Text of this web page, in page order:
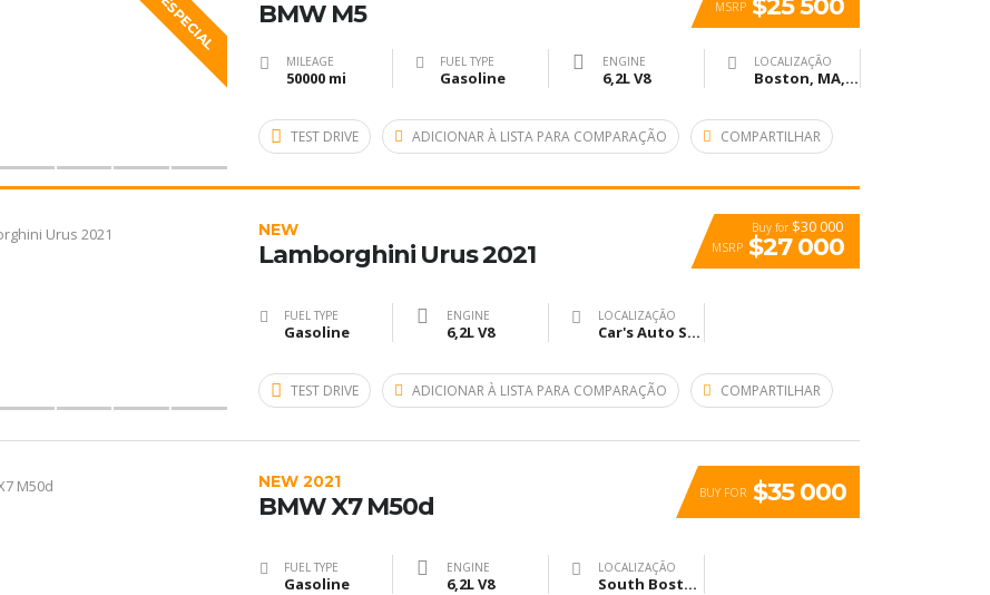
ESPECIAL MSRP $25 500
BMW M5
MILEAGE
50000 mi
FUEL TYPE
Gasoline
ENGINE
6,2L V8
LOCALIZAÇÃO
Boston, MA, United States
TEST DRIVE ADICIONAR À LISTA PARA COMPARAÇÃO COMPARTILHAR
Buy for $30 000
MSRP $27 000
NEW
Lamborghini Urus 2021
FUEL TYPE
Gasoline
ENGINE
6,2L V8
LOCALIZAÇÃO
Car's Auto Sales, Grand Rapids, Itasca County, MN, United States
TEST DRIVE ADICIONAR À LISTA PARA COMPARAÇÃO COMPARTILHAR
BUY FOR $35 000
NEW 2021
BMW X7 M50d
FUEL TYPE
Gasoline
ENGINE
6,2L V8
LOCALIZAÇÃO
South Boston Bypass, Бостон, Массачусетс, США